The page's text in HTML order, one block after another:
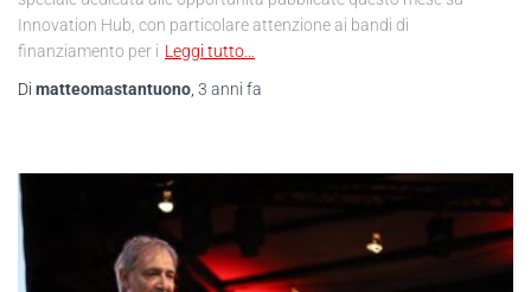
Innovation Hub, con particolare attenzione ai bandi di
finanziamento per i Leggi tutto…
Di matteomastantuono, 3 anni fa